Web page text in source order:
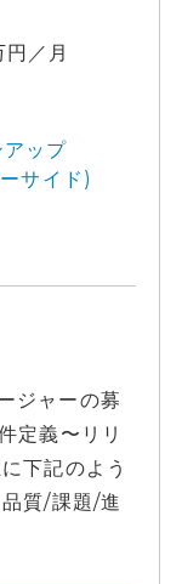
円／月
ップ
サイド)
ジャーの募
定義〜リリ
下記のよう
質/課題/進